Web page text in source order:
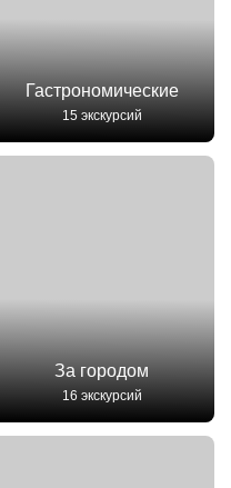
Гастрономические
15 экскурсий
За городом
16 экскурсий